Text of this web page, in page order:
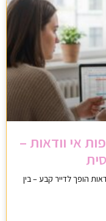
אי וודאות –
הופך לדייר קבע – בין